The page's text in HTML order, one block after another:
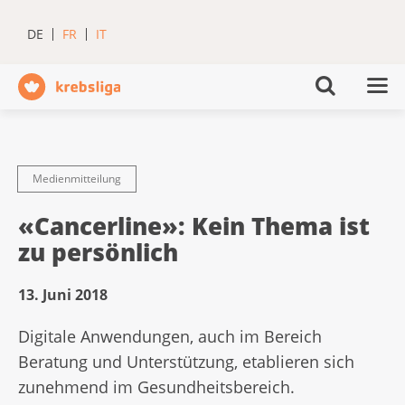
DE FR IT
Medienmitteilung
«Cancerline»: Kein Thema ist
zu persönlich
13. Juni 2018
Digitale Anwendungen, auch im Bereich
Beratung und Unterstützung, etablieren sich
zunehmend im Gesundheitsbereich.